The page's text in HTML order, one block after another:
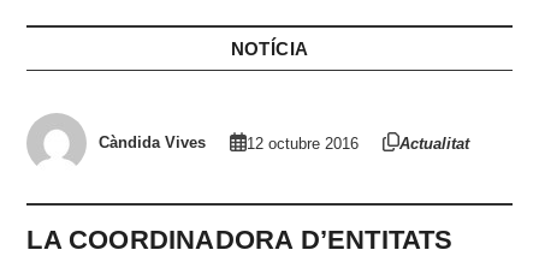
menu
menu
NOTÍCIA
Càndida Vives 12 octubre 2016 Actualitat
LA COORDINADORA D’ENTITATS